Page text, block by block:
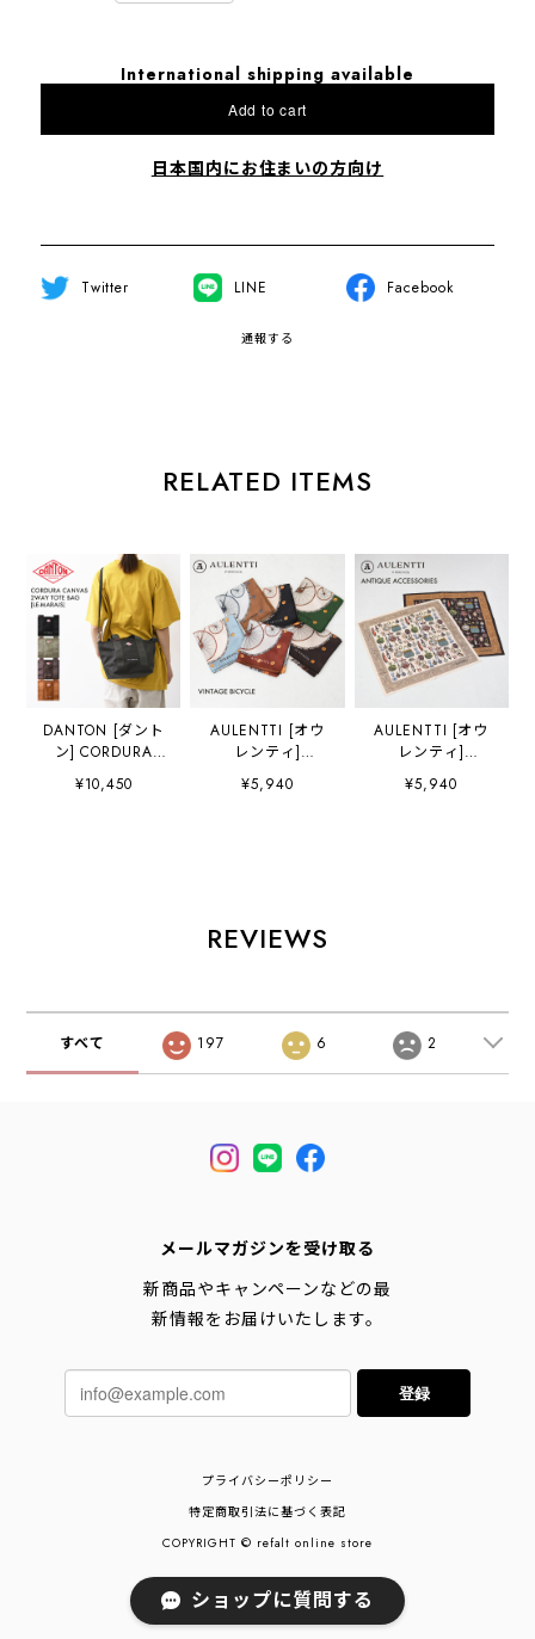
International shipping available
Add to cart
日本国内にお住まいの方向け
Twitter LINE Facebook
通報する
RELATED ITEMS
DANTON [ダント
ン] CORDURA
CANVAS 2WAY
TOTE BAG〈LE-
[2026AW]
¥10,450
AULENTTI [オウ
レンティ]
VINTAGE
BICYCLE(自転車)
わいい・ LADY'S
[2026AW]
¥5,940
AULENTTI [オウ
レンティ]
ANTIQUE
ACCESSORIES(ア
¥5,940
REVIEWS
すべて 197 6 2
メールマガジンを受け取る
新商品やキャンペーンなどの最
新情報をお届けいたします。
登録
プライバシーポリシー
特定商取引法に基づく表記
COPYRIGHT © refalt online store
ショップに質問する